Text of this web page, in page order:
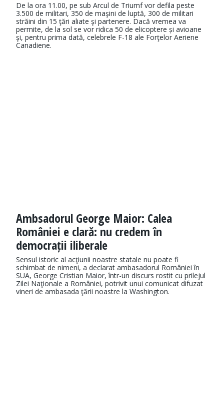
De la ora 11.00, pe sub Arcul de Triumf vor defila peste
3.500 de militari, 350 de maşini de luptă, 300 de militari
străini din 15 ţări aliate şi partenere. Dacă vremea va
permite, de la sol se vor ridica 50 de elicoptere și avioane
şi, pentru prima dată, celebrele F-18 ale Forţelor Aeriene
Canadiene.
Ambsadorul George Maior: Calea
României e clară: nu credem în
democrații iliberale
Sensul istoric al acţiunii noastre statale nu poate fi
schimbat de nimeni, a declarat ambasadorul României în
SUA, George Cristian Maior, într-un discurs rostit cu prilejul
Zilei Naţionale a României, potrivit unui comunicat difuzat
vineri de ambasada ţării noastre la Washington.